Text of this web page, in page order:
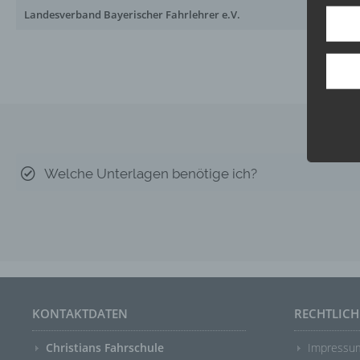
Landesverband Bayerischer Fahrlehrer e.V.
Welche Unterlagen benötige ich?
KONTAKTDATEN
Christians Fahrschule